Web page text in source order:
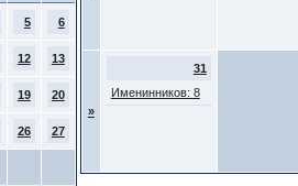
5 6
12 13
19 20
26 27
»
31
Именинников: 8